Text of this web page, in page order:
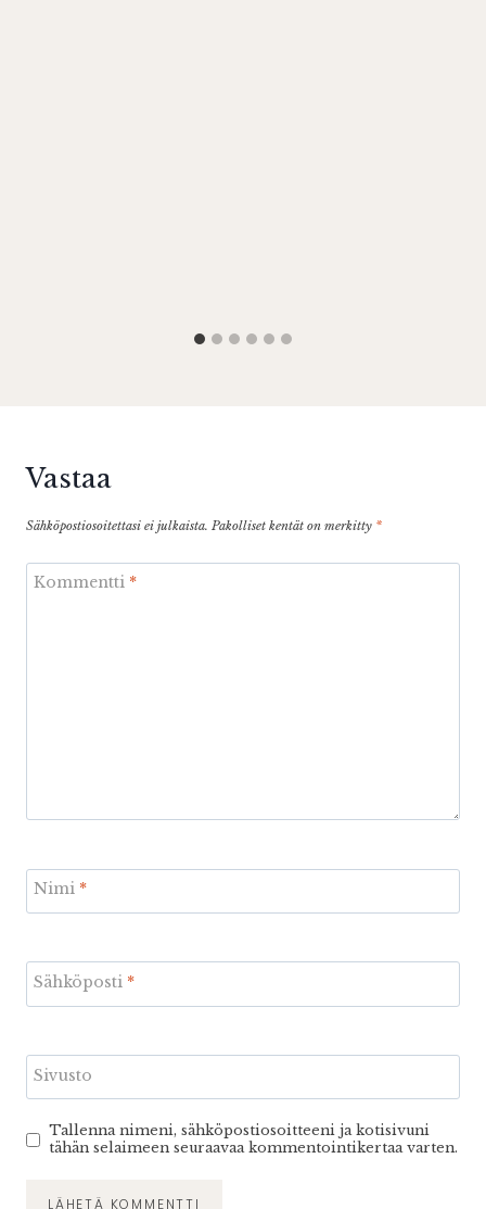
Vastaa
Sähköpostiosoitettasi ei julkaista. Pakolliset kentät on merkitty *
Kommentti *
Nimi *
Sähköposti *
Sivusto
Tallenna nimeni, sähköpostiosoitteeni ja kotisivuni
tähän selaimeen seuraavaa kommentointikertaa varten.